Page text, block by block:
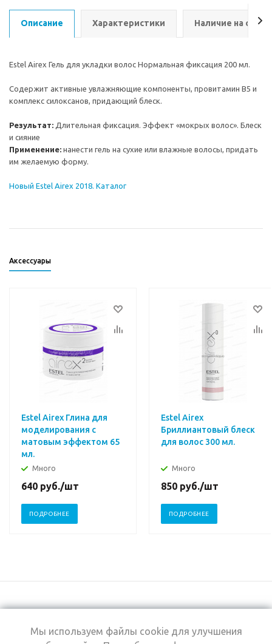
Описание Характеристики Наличие на
Estel Airex Гель для укладки волос Нормальная фиксация 200 мл.
Содержит активные увлажняющие компоненты, провитамин В5 и
комплекс силоксанов, придающий блеск.
Результат: Длительная фиксация. Эффект «мокрых волос». Блеск
и сияние
Применение: нанести гель на сухие или влажные волосы, придать
им желаемую форму.
Новый Estel Airex 2018. Каталог
Аксессуары
Estel Airex Глина для
моделирования с
матовым эффектом 65
мл.
Много
640 руб./шт
ПОДРОБНЕЕ
Estel Airex
Бриллиантовый блеск
для волос 300 мл.
Много
850 руб./шт
ПОДРОБНЕЕ
+7 (495) 969-0950
Мы используем файлы cookie для улучшения